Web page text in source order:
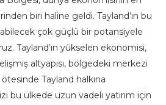
biri haline geldi. Tayland’ın bu
çok güçlü bir potansiyele
Tayland’ın yükselen ekonomisi,
altyapısı, bölgedeki merkezi
Tayland halkına
bu ülkede uzun vadeli yatırım için